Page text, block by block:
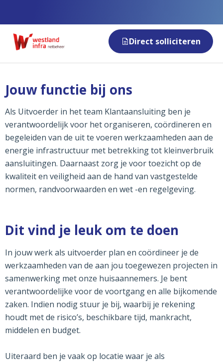
Direct solliciteren
Jouw functie bij ons
Als Uitvoerder in het team Klantaansluiting ben je
verantwoordelijk voor het organiseren, coördineren en
begeleiden van de uit te voeren werkzaamheden aan de
energie infrastructuur met betrekking tot kleinverbruik
aansluitingen. Daarnaast zorg je voor toezicht op de
kwaliteit en veiligheid aan de hand van vastgestelde
normen, randvoorwaarden en wet -en regelgeving.
Dit vind je leuk om te doen
In jouw werk als uitvoerder plan en coördineer je de
werkzaamheden van de aan jou toegewezen projecten in
samenwerking met onze huisaannemers. Je bent
verantwoordelijke voor de voortgang en alle bijkomende
zaken. Indien nodig stuur je bij, waarbij je rekening
houdt met de risico’s, beschikbare tijd, mankracht,
middelen en budget.
Uiteraard ben je vaak op locatie waar je als